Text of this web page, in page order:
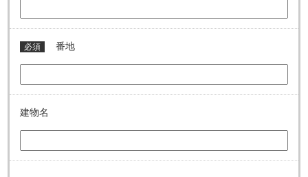
必須 番地
建物名